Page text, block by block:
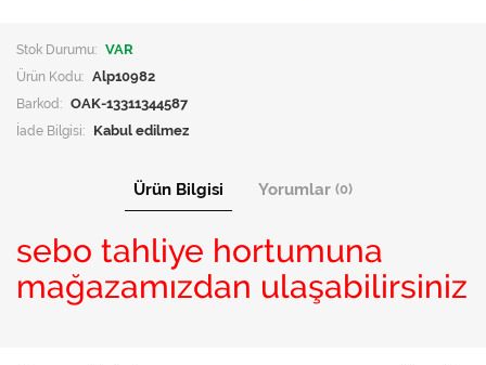
Zemin Yıkama Pedleri
Stok Durumu: VAR
Ürün Kodu: Alp10982
Barkod: OAK-13311344587
İade Bilgisi:
Ürün Bilgisi Yorumlar (0)
sebo tahliye hortumuna
mağazamızdan ulaşabilirsiniz